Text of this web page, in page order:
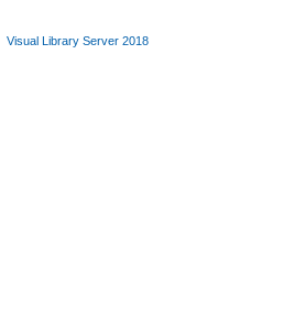
Visual Library Server 2018